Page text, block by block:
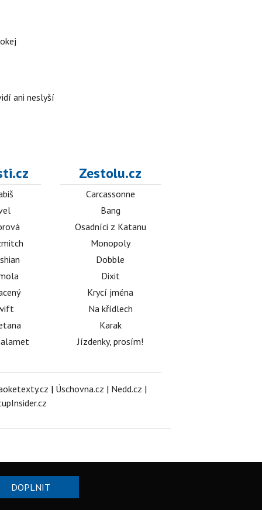
ani neslyší
Zestolu.cz
Carcassonne
Bang
Osadníci z Katanu
Monopoly
Dobble
Dixit
Krycí jména
Na křídlech
Karak
Jízdenky, prosím!
| Úschovna.cz | Nedd.cz |
DOPLNIT